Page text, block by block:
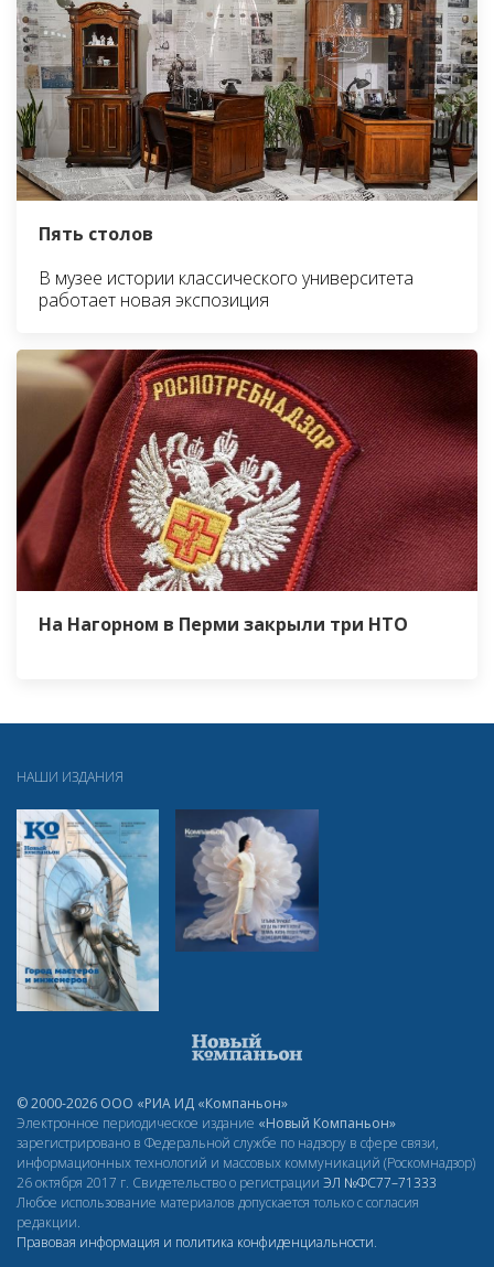
Пять столов
В музее истории классического университета
работает новая экспозиция
На Нагорном в Перми закрыли три НТО
НАШИ ИЗДАНИЯ
© 2000-2026 ООО «РИА ИД «Компаньон»
Электронное периодическое издание «Новый Компаньон»
зарегистрировано в Федеральной службе по надзору в сфере связи,
информационных технологий и массовых коммуникаций (Роскомнадзор)
26 октября 2017 г. Свидетельство о регистрации ЭЛ №ФС77–71333
Любое использование материалов допускается только с согласия
редакции.
Правовая информация и политика конфиденциальности.